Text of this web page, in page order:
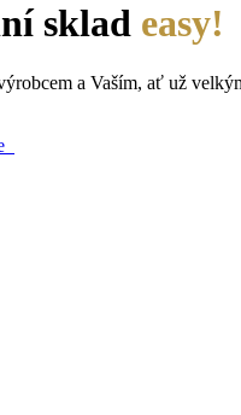
sklad easy!
a Vaším, ať už